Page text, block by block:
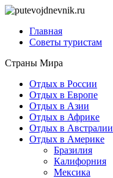
Главная
Советы туристам
Страны Мира
Отдых в России
Отдых в Европе
Отдых в Азии
Отдых в Африке
Отдых в Австралии
Отдых в Америке
Бразилия
Калифорния
Мексика